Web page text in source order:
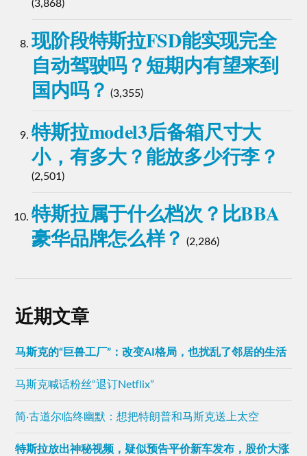
(3,868)
现阶段特斯拉FSD能实现完全
自动驾驶吗？短期内有望来到
国内吗？ (3,355)
特斯拉model3后备箱尺寸大
小，有多大？能放多少行李？
(2,501)
特斯拉属于什么档次？比BBA
豪华品牌怎么样？
(2,286)
近期文章
马斯克的“巨兽工厂”：改变AI格局，也扰乱了邻居的生活
马斯克喊话粉丝“退订Netflix”
简·古道尔临终幽默：想把特朗普和马斯克送上太空
特斯拉放出神秘视频，疑似预告平价新车发布，股价大涨